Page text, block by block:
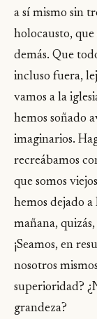
a sí mismo sin
holocausto,
demás. Que
incluso fuera,
vamos a la
hemos soñado
imaginarios.
recreábamos
que somos
hemos dejado
mañana,
¡Seamos, en
nosotros
superioridad?
grandeza?